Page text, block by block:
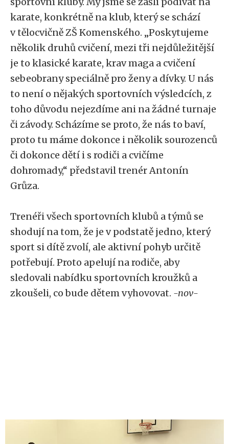
karate, konkrétně na klub, který se schází
v tělocvičně ZŠ Komenského. „Poskytujeme
několik druhů cvičení, mezi tři nejdůležitější
je to klasické karate, krav maga a cvičení
sebeobrany speciálně pro ženy a dívky. U nás
to není o nějakých sportovních výsledcích, z
toho důvodu nejezdíme ani na žádné turnaje
či závody. Scházíme se proto, že nás to baví,
proto tu máme dokonce i několik sourozenců
či dokonce dětí i s rodiči a cvičíme
dohromady,“ představil trenér Antonín
Grůza.
Trenéři všech sportovních klubů a týmů se
shodují na tom, že je v podstatě jedno, který
sport si dítě zvolí, ale aktivní pohyb určitě
potřebují. Proto apelují na rodiče, aby
sledovali nabídku sportovních kroužků a
zkoušeli, co bude dětem vyhovovat. -nov-